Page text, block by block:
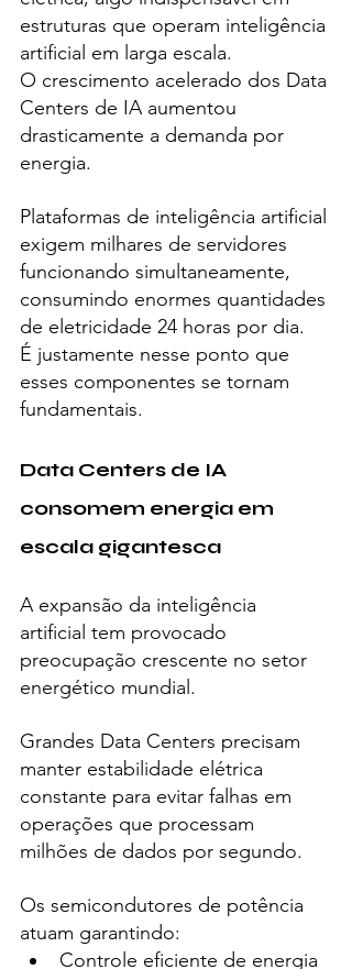
estruturas que operam inteligência
artificial em larga escala.
O crescimento acelerado dos Data
Centers de IA aumentou
drasticamente a demanda por
energia.
Plataformas de inteligência artificial
exigem milhares de servidores
funcionando simultaneamente,
consumindo enormes quantidades
de eletricidade 24 horas por dia.
É justamente nesse ponto que
esses componentes se tornam
fundamentais.
Data Centers de IA
consomem energia em
escala gigantesca
A expansão da inteligência
artificial tem provocado
preocupação crescente no setor
energético mundial.
Grandes Data Centers precisam
manter estabilidade elétrica
constante para evitar falhas em
operações que processam
milhões de dados por segundo.
Os semicondutores de potência
atuam garantindo:
Controle eficiente de energia